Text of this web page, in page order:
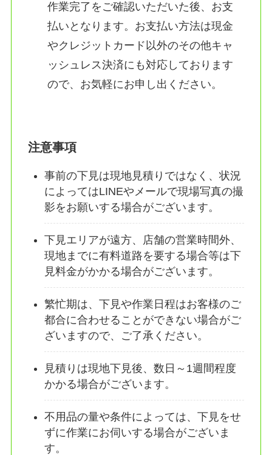
作業完了をご確認いただいた後、お支
払いとなります。お支払い方法は現金
やクレジットカード以外のその他キャ
ッシュレス決済にも対応しております
ので、お気軽にお申し出ください。
注意事項
事前の下見は現地見積りではなく、状況
によってはLINEやメールで現場写真の撮
影をお願いする場合がございます。
下見エリアが遠方、店舗の営業時間外、
現地までに有料道路を要する場合等は下
見料金がかかる場合がございます。
繁忙期は、下見や作業日程はお客様のご
都合に合わせることができない場合がご
ざいますので、ご了承ください。
見積りは現地下見後、数日～1週間程度
かかる場合がございます。
不用品の量や条件によっては、下見をせ
ずに作業にお伺いする場合がございま
す。